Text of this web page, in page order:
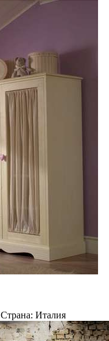
Страна: Италия